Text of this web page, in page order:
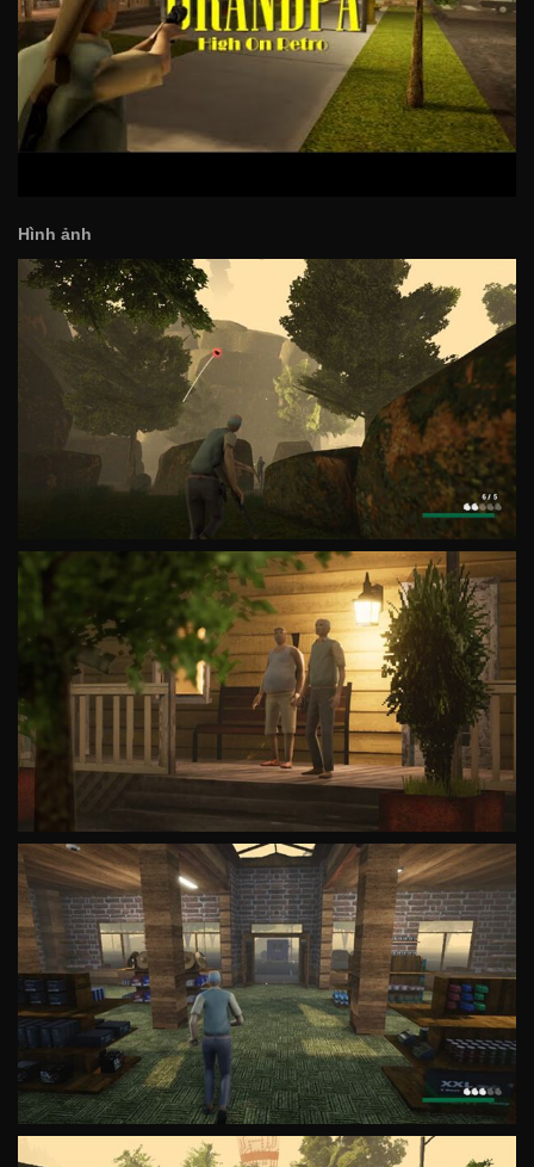
Hình ảnh